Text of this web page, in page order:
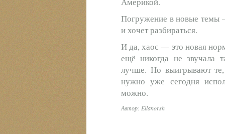
Погружение в новые темы
и хочет разбираться.
И да, хаос — это новая
ещё никогда не звучала
лучше. Но выигрывают
нужно уже сегодня
можно.
Автор: Ellanorsh